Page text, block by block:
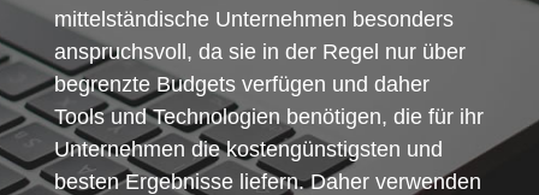
mittelständische Unternehmen besonders
anspruchsvoll, da sie in der Regel nur über
begrenzte Budgets verfügen und daher
Tools und Technologien benötigen, die für ihr
Unternehmen die kostengünstigsten und
besten Ergebnisse liefern. Daher verwenden